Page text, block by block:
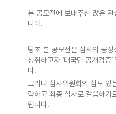
본 공모전에 보내주신 많은
니다.
당초 본 공모전은 심사의 공
청취하고자 ‘대국민 공개검증
다.
그러나 심사위원회의 심도 있
략하고 최종 심사로 갈음하기
립니다.